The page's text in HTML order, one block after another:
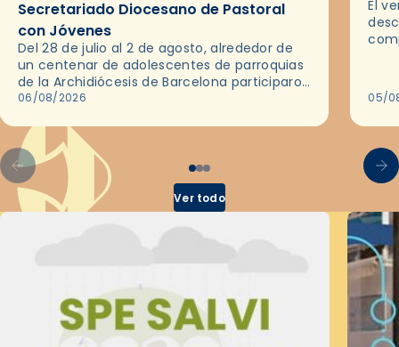
Secretariado Diocesano de Pastoral
con Jóvenes
Del 28 de julio al 2 de agosto, alrededor de
un centenar de adolescentes de parroquias
de la Archidiócesis de Barcelona participaron
en las convivencias Be Apostle, organizadas
06/08/2026
El
05/
Ver todo